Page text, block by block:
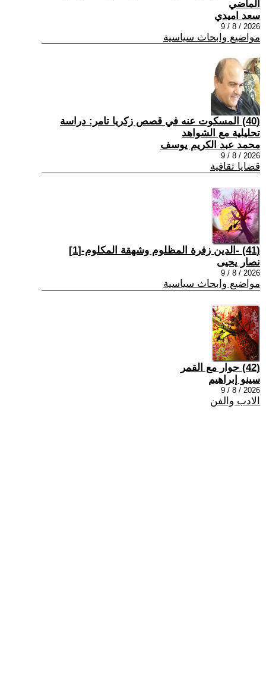
الماضي
سعد اميدي
2026 / 8 / 9
مواضيع وابحاث سياسية
(40) المسكوت عنه في قصص زكريا تامر: دراسة
تحليلية مع الشواهد
محمد عبد الكريم يوسف
2026 / 8 / 9
قضايا ثقافية
(41) -الدين زفرة المظلوم وشهقة المكلوم-[1]
نصار يحيى
2026 / 8 / 9
مواضيع وابحاث سياسية
(42) حوار مع القمر
سينو إبراهيم
2026 / 8 / 9
الادب والفن